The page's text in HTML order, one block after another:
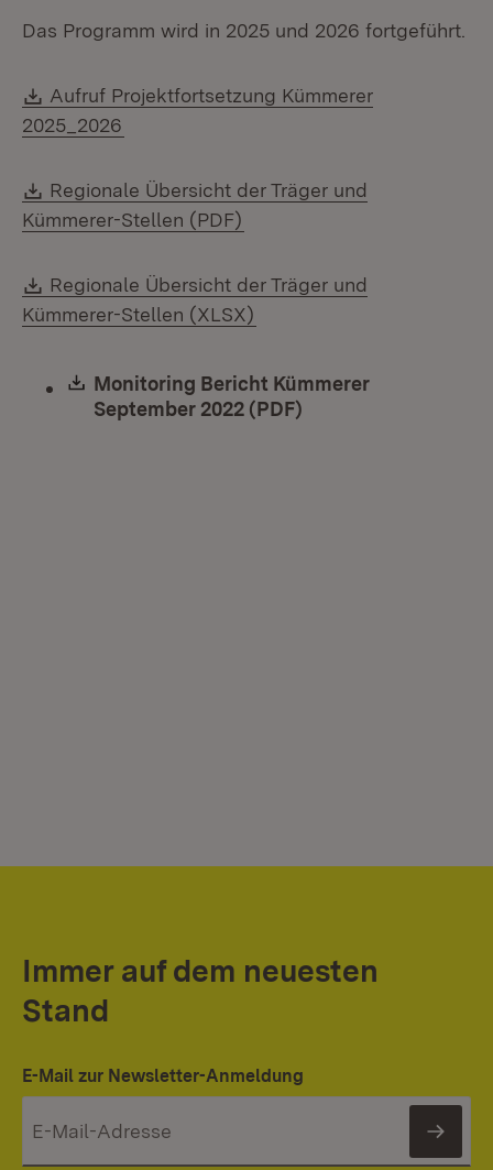
Das Programm wird in 2025 und 2026 fortgeführt.
Download:
Aufruf Projektfortsetzung Kümmerer
2025_2026
Download:
Regionale Übersicht der Träger und
Kümmerer-Stellen (PDF)
Download:
Regionale Übersicht der Träger und
Kümmerer-Stellen (XLSX)
Download:
Monitoring Bericht Kümmerer
September 2022 (PDF)
Immer auf dem neuesten
Stand
E-Mail zur Newsletter-Anmeldung